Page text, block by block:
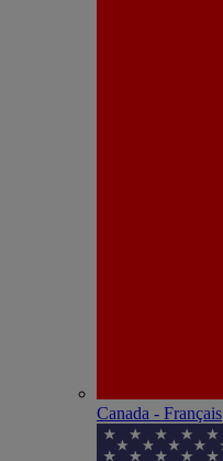
Canada - Français